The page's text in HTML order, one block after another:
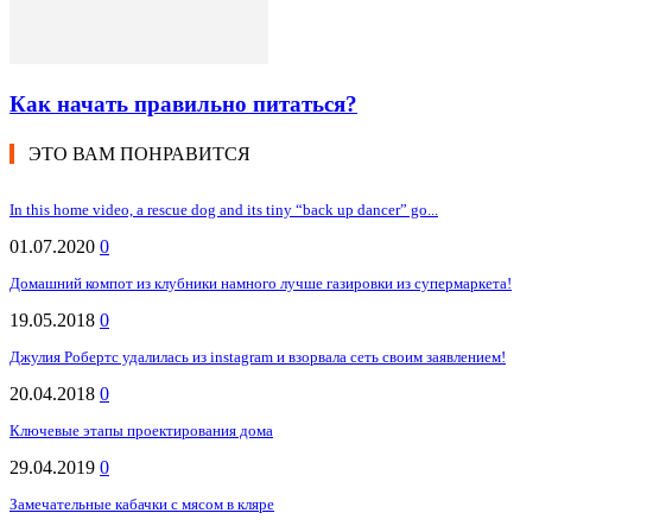
Как начать правильно питаться?
ЭТО ВАМ ПОНРАВИТСЯ
In this home video, a rescue dog and its tiny “back up dancer” go...
01.07.2020 0
Домашний компот из клубники намного лучше газировки из супермаркета!
19.05.2018 0
Джулия Робертс удалилась из instagram и взорвала сеть своим заявлением!
20.04.2018 0
Ключевые этапы проектирования дома
29.04.2019 0
Замечательные кабачки с мясом в кляре